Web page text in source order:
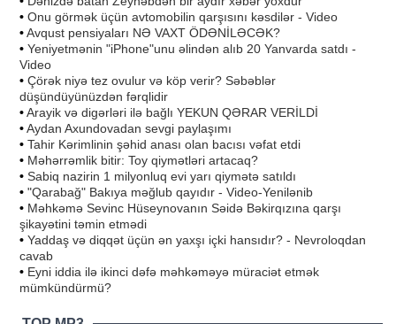
• Onu görmək üçün avtomobilin qarşısını kəsdilər - Video
•Avqust pensiyaları NƏ VAXT ÖDƏNİLƏCƏK?
• Yeniyetmənin "iPhone"unu əlindən alıb 20 Yanvarda satdı -
Video
• Çörək niyə tez ovulur və köp verir? Səbəblər
düşündüyünüzdən fərqlidir
•Arayik və digərləri ilə bağlı YEKUN QƏRAR VERİLDİ
•Aydan Axundovadan sevgi paylaşımı
• Tahir Kərimlinin şəhid anası olan bacısı vəfat etdi
• Məhərrəmlik bitir: Toy qiymətləri artacaq?
• Sabiq nazirin 1 milyonluq evi yarı qiymətə satıldı
• "Qarabağ" Bakıya məğlub qayıdır - Video-Yenilənib
• Məhkəmə Sevinc Hüseynovanın Səidə Bəkirqızına qarşı
şikayətini təmin etmədi
• Yaddaş və diqqət üçün ən yaxşı içki hansıdır? - Nevroloqdan
cavab
• Eyni iddia ilə ikinci dəfə məhkəməyə müraciət etmək
mümkündürmü?